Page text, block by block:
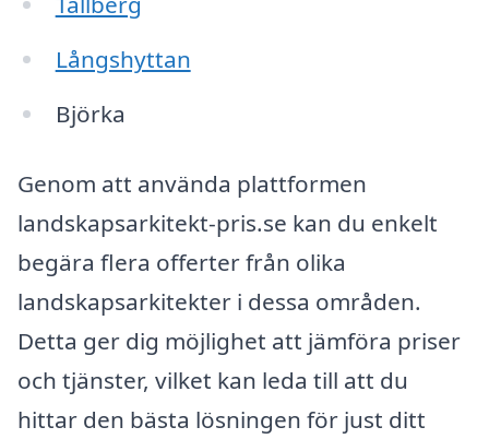
Långshyttan
Björka
Genom att använda plattformen
landskapsarkitekt-pris.se kan du enkelt
begära flera offerter från olika
landskapsarkitekter i dessa områden.
Detta ger dig möjlighet att jämföra priser
och tjänster, vilket kan leda till att du
hittar den bästa lösningen för just ditt